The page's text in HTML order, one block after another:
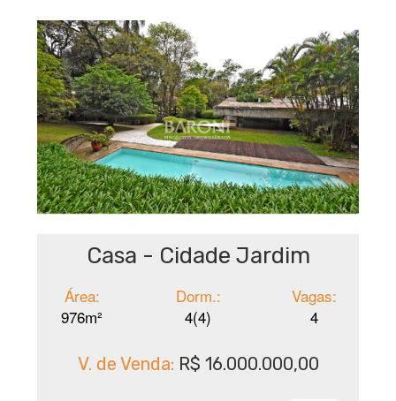
Casa - Cidade Jardim
Área:
976m²
Dorm.:
4(4)
Vagas:
4
V. de Venda: R$ 16.000.000,00